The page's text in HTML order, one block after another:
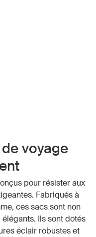
voyage
pour résister aux
Fabriqués à
ces sacs sont non
Ils sont dotés
éclair robustes et